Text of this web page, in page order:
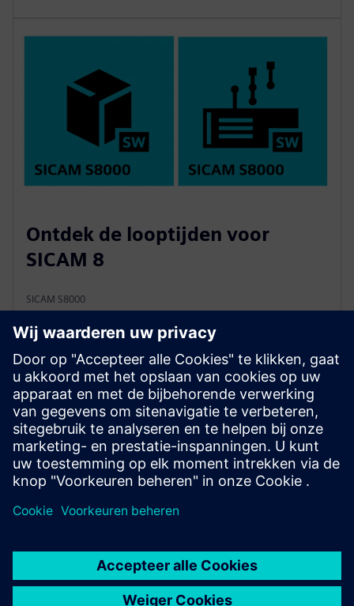
Ontdek de looptijden voor
SICAM 8
SICAM S8000
SICAM S8000 is hardware‑onafhankelijke SICAM 8-
software voor stroomautomatisering en -besturing
voor laag-, midden- en hoogspanningstoepassingen in
de gehele energieleveringsketen, met een modulaire
architectuur en volledige ondersteuning voor
virtualisatie.